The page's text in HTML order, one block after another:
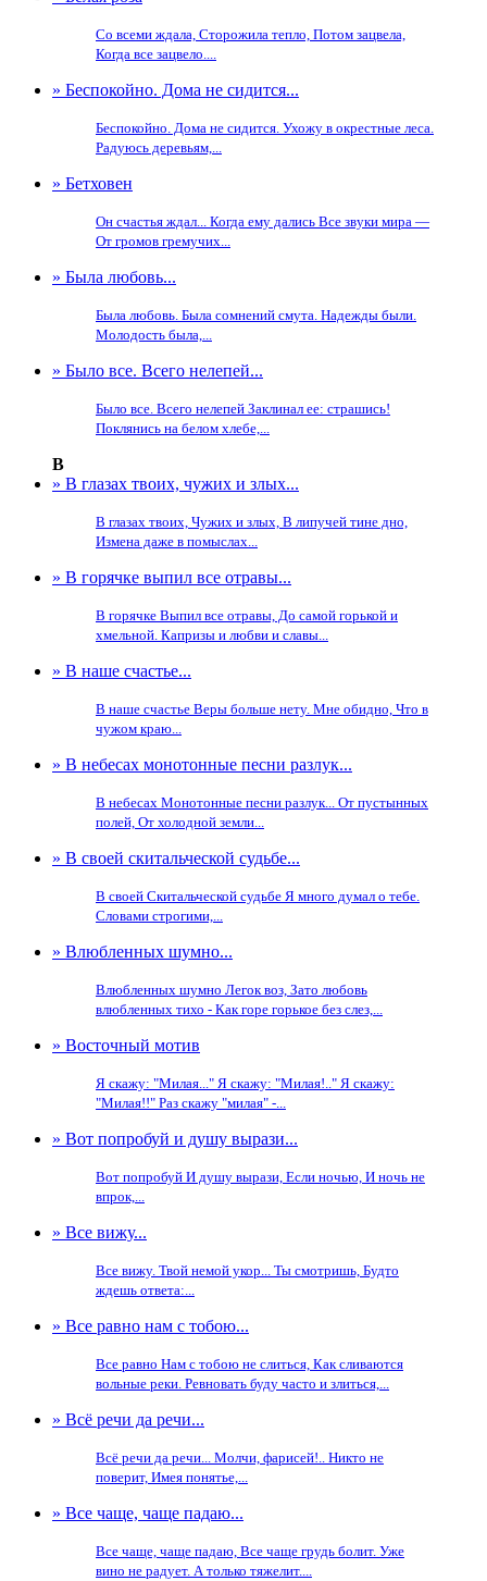
Со всеми ждала, Сторожила тепло, Потом зацвела,
Когда все зацвело....
» Беспокойно. Дома не сидится...
Беспокойно. Дома не сидится. Ухожу в окрестные леса.
Радуюсь деревьям,...
» Бетховен
Он счастья ждал... Когда ему дались Все звуки мира —
От громов гремучих...
» Была любовь...
Была любовь. Была сомнений смута. Надежды были.
Молодость была,...
» Было все. Всего нелепей...
Было все. Всего нелепей Заклинал ее: страшись!
Поклянись на белом хлебе,...
В
» В глазах твоих, чужих и злых...
В глазах твоих, Чужих и злых, В липучей тине дно,
Измена даже в помыслах...
» В горячке выпил все отравы...
В горячке Выпил все отравы, До самой горькой и
хмельной. Капризы и любви и славы...
» В наше счастье...
В наше счастье Веры больше нету. Мне обидно, Что в
чужом краю...
» В небесах монотонные песни разлук...
В небесах Монотонные песни разлук... От пустынных
полей, От холодной земли...
» В своей скитальческой судьбе...
В своей Скитальческой судьбе Я много думал о тебе.
Словами строгими,...
» Влюбленных шумно...
Влюбленных шумно Легок воз, Зато любовь
влюбленных тихо - Как горе горькое без слез,...
» Восточный мотив
Я скажу: "Милая..." Я скажу: "Милая!.." Я скажу:
"Милая!!" Раз скажу "милая" -...
» Вот попробуй и душу вырази...
Вот попробуй И душу вырази, Если ночью, И ночь не
впрок,...
» Все вижу...
Все вижу. Твой немой укор... Ты смотришь, Будто
ждешь ответа:...
» Все равно нам с тобою...
Все равно Нам с тобою не слиться, Как сливаются
вольные реки. Ревновать буду часто и злиться,...
» Всё речи да речи...
Всё речи да речи... Молчи, фарисей!.. Никто не
поверит, Имея понятье,...
» Все чаще, чаще падаю...
Все чаще, чаще падаю, Все чаще грудь болит. Уже
вино не радует. А только тяжелит....